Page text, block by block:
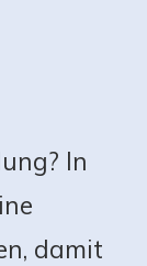
In
damit